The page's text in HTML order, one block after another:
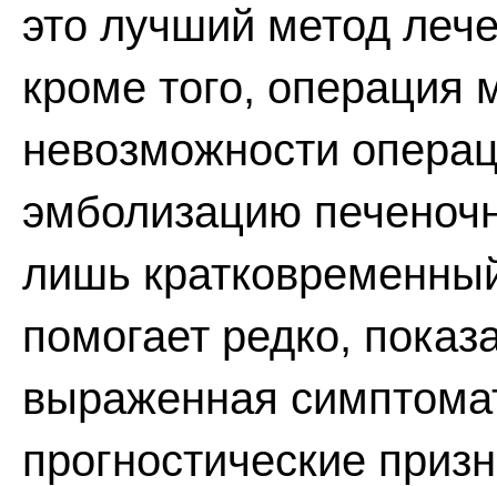
это лучший метод
кроме того, операция
невозможности
эмболизацию
лишь
помогает редко,
выраженная
прогностические